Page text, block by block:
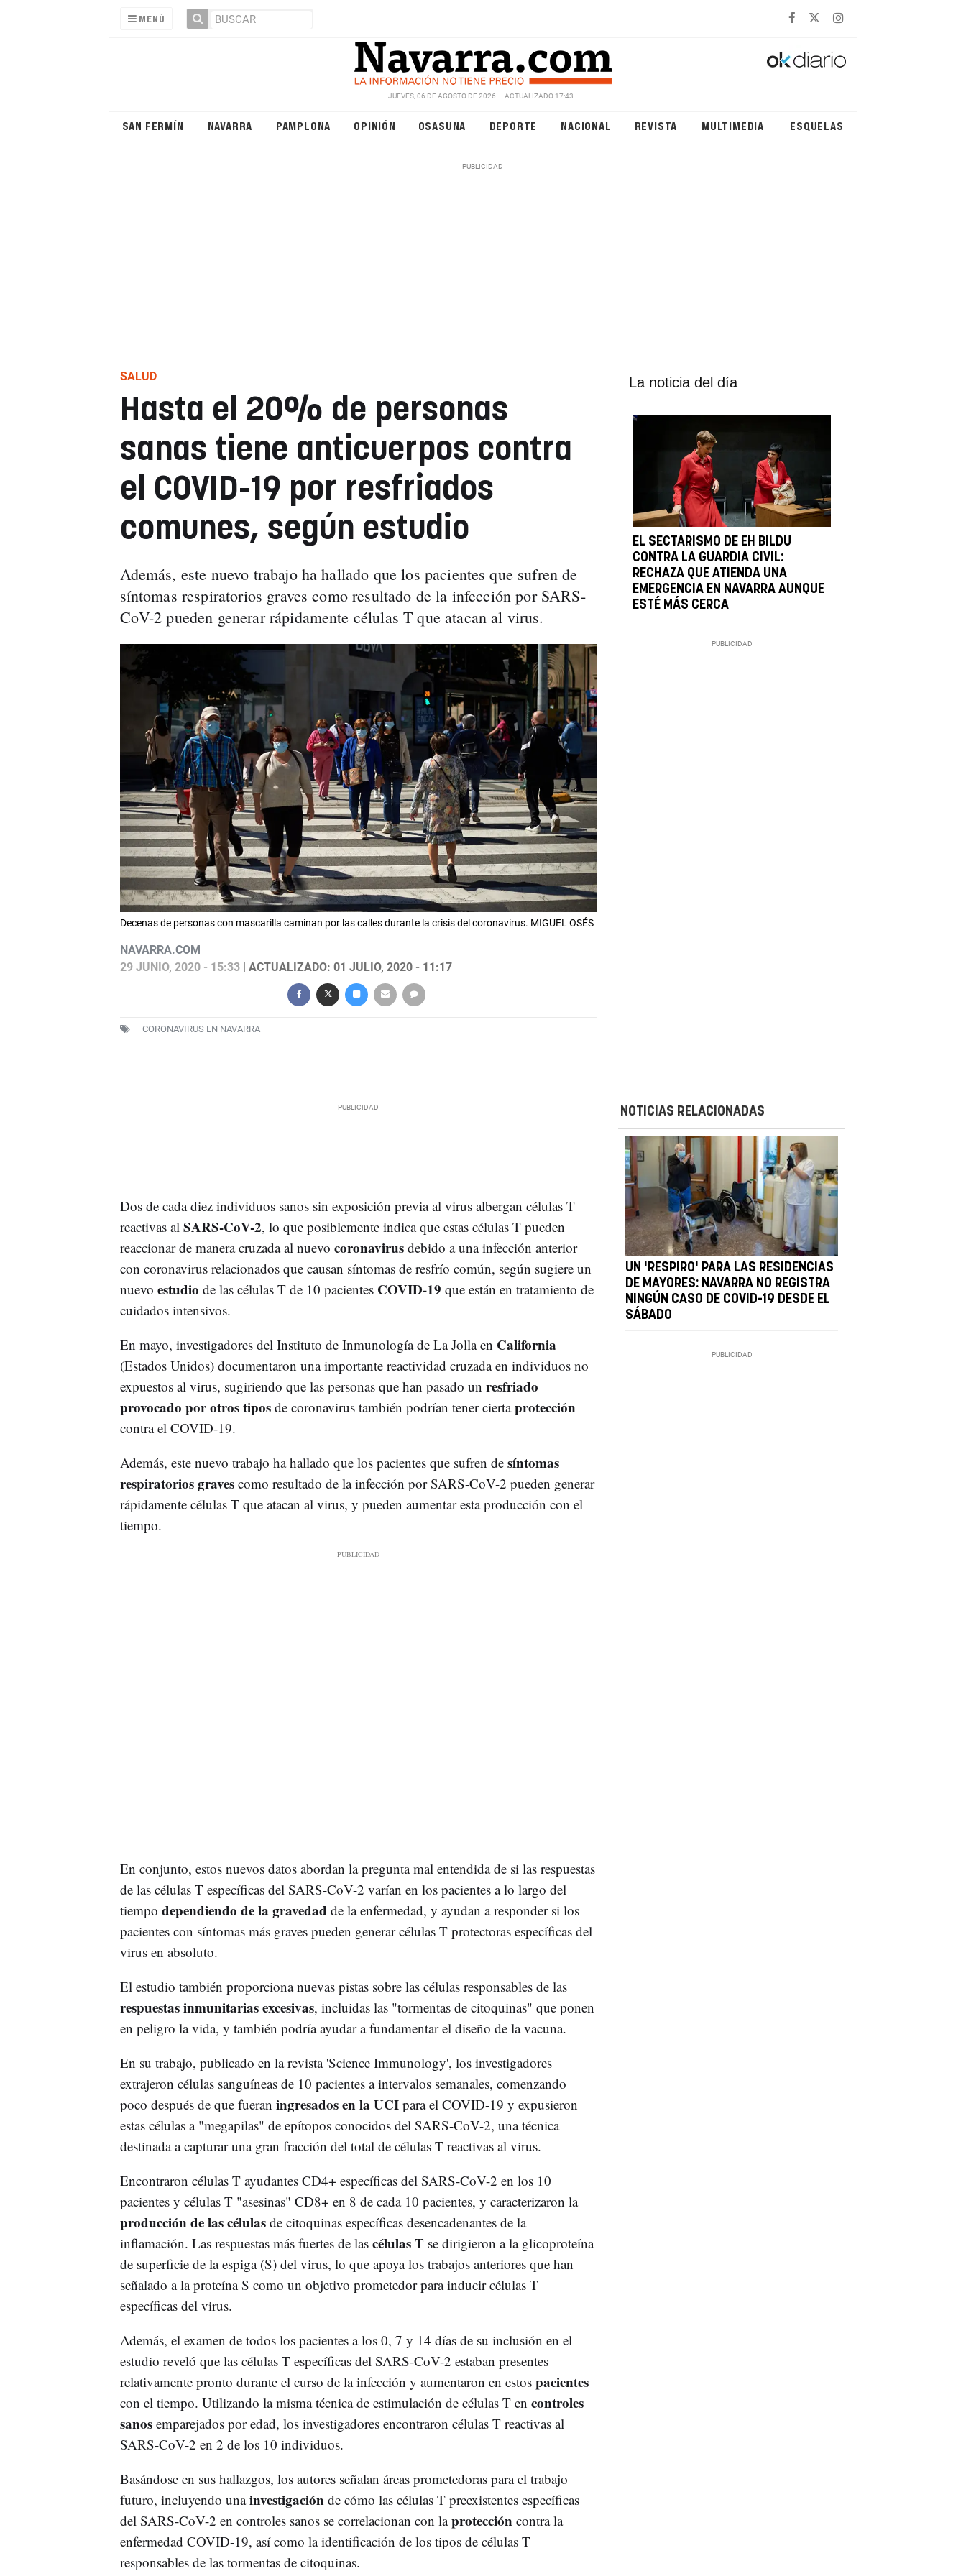
MENÚ
JUEVES, 06 DE AGOSTO DE 2026 ACTUALIZADO 17:43
SAN FERMÍN NAVARRA PAMPLONA OPINIÓN OSASUNA DEPORTE NACIONAL REVISTA MULTIMEDIA ESQUELAS
SALUD
Hasta el 20% de personas
sanas tiene anticuerpos contra
el COVID-19 por resfriados
comunes, según estudio
Además, este nuevo trabajo ha hallado que los pacientes que sufren de
síntomas respiratorios graves como resultado de la infección por SARS-
CoV-2 pueden generar rápidamente células T que atacan al virus.
Decenas de personas con mascarilla caminan por las calles durante la crisis del coronavirus. MIGUEL OSÉS
NAVARRA.COM
29 JUNIO, 2020 - 15:33| ACTUALIZADO: 01 JULIO, 2020 - 11:17
CORONAVIRUS EN NAVARRA
La noticia del día
EL SECTARISMO DE EH BILDU
CONTRA LA GUARDIA CIVIL:
RECHAZA QUE ATIENDA UNA
EMERGENCIA EN NAVARRA AUNQUE
ESTÉ MÁS CERCA
Dos de cada diez individuos sanos sin exposición previa al virus albergan células T
reactivas al SARS-CoV-2, lo que posiblemente indica que estas células T pueden
reaccionar de manera cruzada al nuevo coronavirus debido a una infección anterior
con coronavirus relacionados que causan síntomas de resfrío común, según sugiere un
nuevo estudio de las células T de 10 pacientes COVID-19 que están en tratamiento de
cuidados intensivos.
En mayo, investigadores del Instituto de Inmunología de La Jolla en California
(Estados Unidos) documentaron una importante reactividad cruzada en individuos no
expuestos al virus, sugiriendo que las personas que han pasado un resfriado
provocado por otros tiposde coronavirus también podrían tener ciertaprotección
contra el COVID-19.
Además, este nuevo trabajo ha hallado que los pacientes que sufren de síntomas
respiratorios gravescomo resultado de la infección por SARS-CoV-2 pueden generar
rápidamente células T que atacan al virus, y pueden aumentar esta producción con el
tiempo.
En conjunto, estos nuevos datos abordan la pregunta mal entendida de si las respuestas
de las células T específicas del SARS-CoV-2 varían en los pacientes a lo largo del
tiempo dependiendo de la gravedad de la enfermedad, y ayudan a responder si los
pacientes con síntomas más graves pueden generar células T protectoras específicas del
virus en absoluto.
El estudio también proporciona nuevas pistas sobre las células responsables de las
respuestas inmunitarias excesivas, incluidas las "tormentas de citoquinas" que ponen
en peligro la vida, y también podría ayudar a fundamentar el diseño de la vacuna.
En su trabajo, publicado en la revista 'Science Immunology', los investigadores
extrajeron células sanguíneas de 10 pacientes a intervalos semanales, comenzando
poco después de que fueran ingresados en la UCIpara el COVID-19 y expusieron
estas células a "megapilas" de epítopos conocidos del SARS-CoV-2, una técnica
destinada a capturar una gran fracción del total de células T reactivas al virus.
Encontraron células T ayudantes CD4+ específicas del SARS-CoV-2 en los 10
pacientes y células T "asesinas" CD8+ en 8 de cada 10 pacientes, y caracterizaron la
producción de las célulasde citoquinas específicas desencadenantes de la
inflamación. Las respuestas más fuertes de las células T se dirigieron a la glicoproteína
de superficie de la espiga (S) del virus, lo que apoya los trabajos anteriores que han
señalado a la proteína S como un objetivo prometedor para inducir células T
específicas del virus.
Además, el examen de todos los pacientes a los 0, 7 y 14 días de su inclusión en el
estudio reveló que las células T específicas del SARS-CoV-2 estaban presentes
relativamente pronto durante el curso de la infección y aumentaron en estos pacientes
con el tiempo. Utilizando la misma técnica de estimulación de células T en controles
sanosemparejados por edad, los investigadores encontraron células T reactivas al
SARS-CoV-2 en 2 de los 10 individuos.
Basándose en sus hallazgos, los autores señalan áreas prometedoras para el trabajo
futuro, incluyendo unainvestigación de cómo las células T preexistentes específicas
del SARS-CoV-2 en controles sanos se correlacionan con laprotección contra la
enfermedad COVID-19, así como la identificación de los tipos de células T
responsables de las tormentas de citoquinas.
NOTICIAS RELACIONADAS
UN 'RESPIRO' PARA LAS RESIDENCIAS
DE MAYORES: NAVARRA NO REGISTRA
NINGÚN CASO DE COVID-19 DESDE EL
SÁBADO